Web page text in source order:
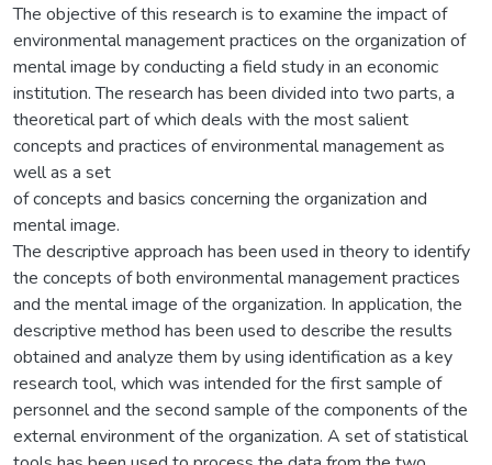
The objective of this research is to examine the impact of
environmental management practices on the organization of
mental image by conducting a field study in an economic
institution. The research has been divided into two parts, a
theoretical part of which deals with the most salient
concepts and practices of environmental management as
well as a set
of concepts and basics concerning the organization and
mental image.
The descriptive approach has been used in theory to identify
the concepts of both environmental management practices
and the mental image of the organization. In application, the
descriptive method has been used to describe the results
obtained and analyze them by using identification as a key
research tool, which was intended for the first sample of
personnel and the second sample of the components of the
external environment of the organization. A set of statistical